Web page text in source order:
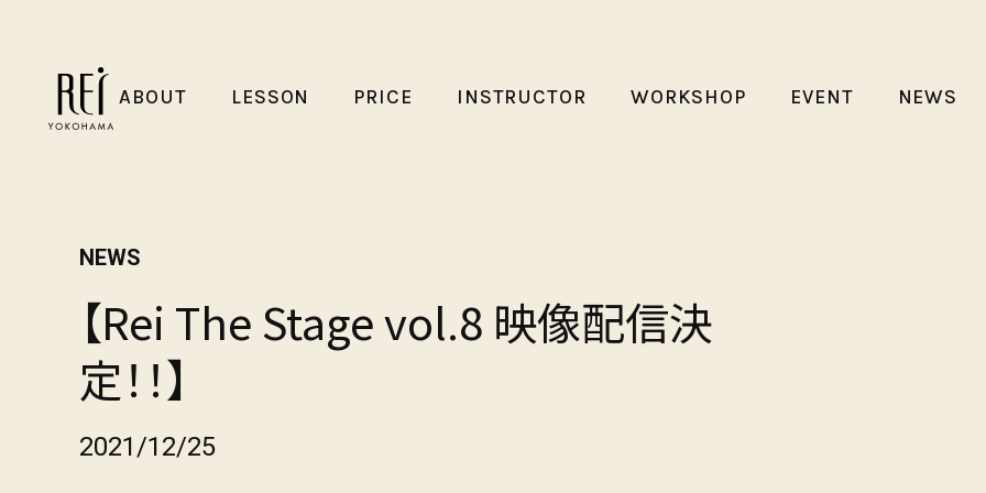
ABOUT LESSON PRICE INSTRUCTOR WORKSHOP EVENT NEWS
NEWS
【Rei The Stage vol.8 映像配信決
定！！】
2021/12/25